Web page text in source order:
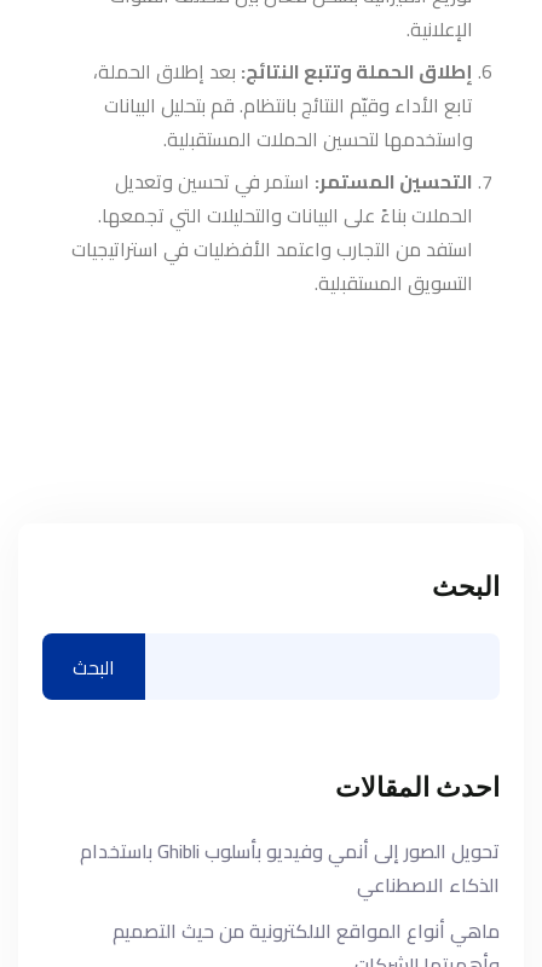
الإعلانية.
إطلاق الحملة وتتبع النتائج: بعد إطلاق الحملة،
تابع الأداء وقيّم النتائج بانتظام. قم بتحليل البيانات
واستخدمها لتحسين الحملات المستقبلية.
التحسين المستمر: استمر في تحسين وتعديل
الحملات بناءً على البيانات والتحليلات التي تجمعها.
استفد من التجارب واعتمد الأفضليات في استراتيجيات
التسويق المستقبلية.
البحث
البحث
احدث المقالات
تحويل الصور إلى أنمي وفيديو بأسلوب Ghibli باستخدام
الذكاء الاصطناعي
ماهي أنواع المواقع الالكترونية من حيث التصميم